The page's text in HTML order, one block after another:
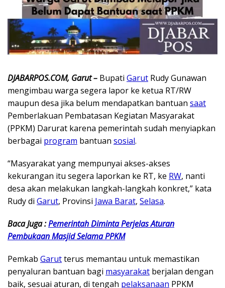
DJABARPOS.COM, Garut – Bupati Garut Rudy Gunawan
mengimbau warga segera lapor ke ketua RT/RW
maupun desa jika belum mendapatkan bantuan saat
Pemberlakuan Pembatasan Kegiatan Masyarakat
(PPKM) Darurat karena pemerintah sudah menyiapkan
berbagai program bantuan sosial.
“Masyarakat yang mempunyai akses-akses
kekurangan itu segera laporkan ke RT, ke RW, nanti
desa akan melakukan langkah-langkah konkret,” kata
Rudy di Garut, Provinsi Jawa Barat, Selasa.
Baca Juga :Pemerintah Diminta Perjelas Aturan
Pembukaan Masjid Selama PPKM
Pemkab Garutterus memantau untuk memastikan
penyaluran bantuan bagi masyarakat berjalan dengan
baik, sesuai aturan, di tengah pelaksanaan PPKM